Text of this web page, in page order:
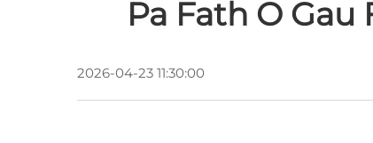
Pa Fath O
2026-04-23 11:30:00